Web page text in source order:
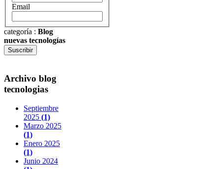
Email
categoría : Blog
nuevas tecnologías
Suscribir
Archivo blog
tecnologias
Septiembre
2025 (1)
Marzo 2025
(1)
Enero 2025
(1)
Junio 2024